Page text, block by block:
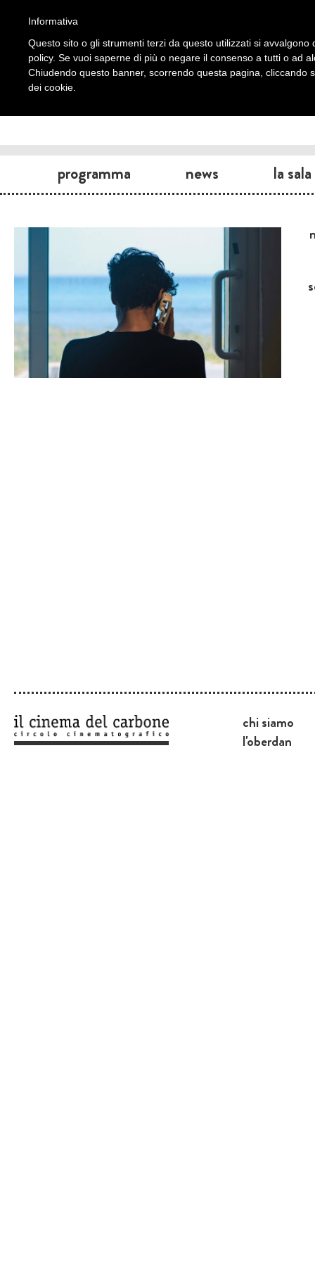
programma news la sala
chi siamo
l'oberdan
Informativa
Questo sito o gli strumenti terzi da questo utilizzati si
policy. Se vuoi saperne di più o negare il consenso a tutti o ad
Chiudendo questo banner, scorrendo questa pagina, cliccando
dei cookie.